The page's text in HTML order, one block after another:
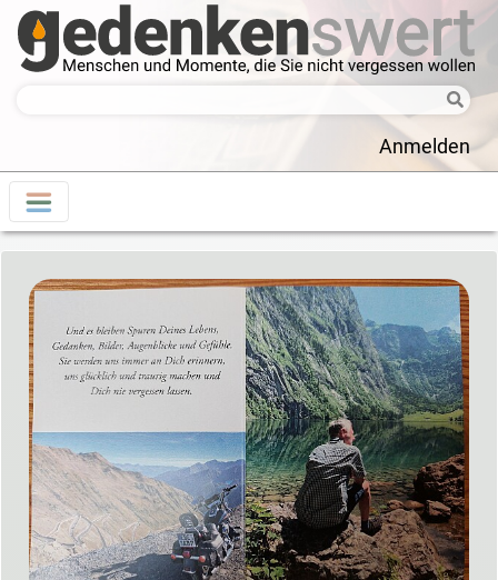
Anmelden